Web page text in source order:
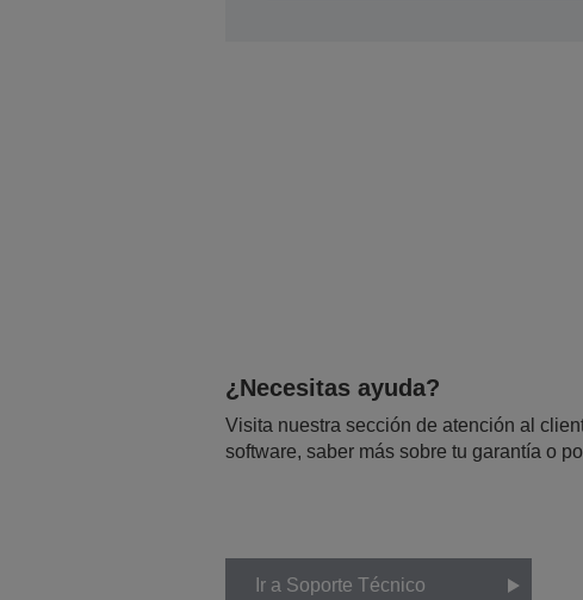
¿Necesitas ayuda?
Visita nuestra sección de atención al
software, saber más sobre tu garantía o
Ir a Soporte Técnico